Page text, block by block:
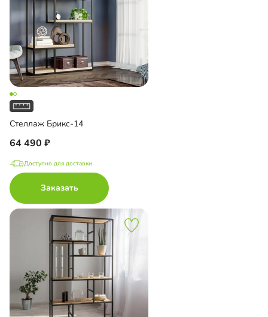
Стеллаж Брикс-14
64 490
Доступно для доставки
Заказать